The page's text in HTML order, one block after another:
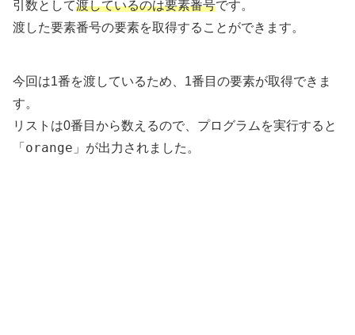
引数として渡しているのは要素番号です。
渡した要素番号の要素を取得することができます。
今回は1番を渡しているため、1番目の要素が取得できま
す。
リストは0番目から数えるので、プログラムを実行すると
「 orange 」が出力されました。